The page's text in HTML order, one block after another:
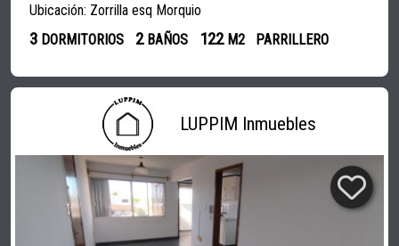
Ubicación: Zorrilla esq Morquio
3 DORMITORIOS 2BAÑOS 122 M2 PARRILLERO
LUPPIM Inmuebles